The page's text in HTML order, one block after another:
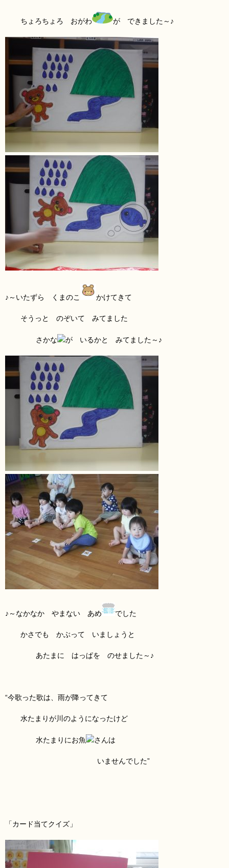
ちょろちょろ おがわ が できました～♪
♪～いたずら くまのこ かけてきて
そうっと のぞいて みてました
さかな が いるかと みてました～♪
♪～なかなか やまない あめ でした
かさでも かぶって いましょうと
あたまに はっぱを のせました～♪
“今歌った歌は、雨が降ってきて
水たまりが川のようになったけど
水たまりにお魚 さんは
いませんでした”
「カード当てクイズ」